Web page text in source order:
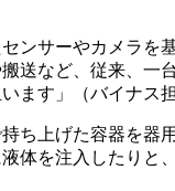
センサーやカメラを
送など、従来、一
ます」（バイナス担
ち上げた容器を器
体を注入したりと